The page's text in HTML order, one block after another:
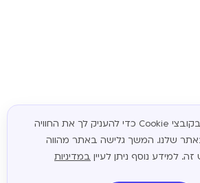
המשך
אנו משתמשים בקובצי Cookie כדי להעניק לך את החוויה
שלנו. המשך גלישה באתר מהווה
למידע נוסף ניתן לעיין במדיניות